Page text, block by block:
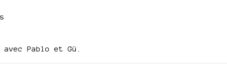
Pablo et Gü.